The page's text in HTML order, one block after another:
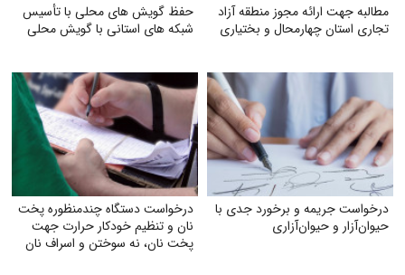
مطالبه جهت ارائه مجوز منطقه آزاد
تجاری استان چهارمحال و بختیاری
حفظ گویش های محلی با تأسیس
شبکه های استانی با گویش محلی
درخواست جریمه و برخورد جدی با
حیوان‌آزار و حیوان‌آزاری
درخواست دستگاه چندمنظوره پخت
نان و تنظیم خودکار حرارت جهت
پخت نان، نه سوختن و اسراف نان